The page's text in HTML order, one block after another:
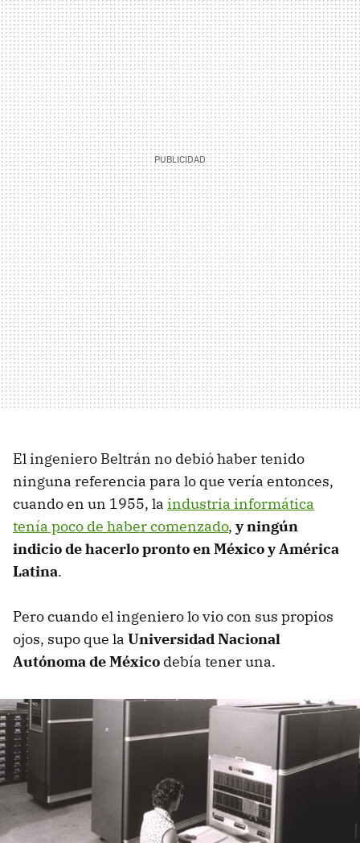
El ingeniero Beltrán no debió haber tenido
ninguna referencia para lo que vería entonces,
cuando en un 1955, la industria informática
tenía poco de haber comenzado, y ningún
indicio de hacerlo pronto en México y América
Latina.
Pero cuando el ingeniero lo vio con sus propios
ojos, supo que la Universidad Nacional
Autónoma de México debía tener una.